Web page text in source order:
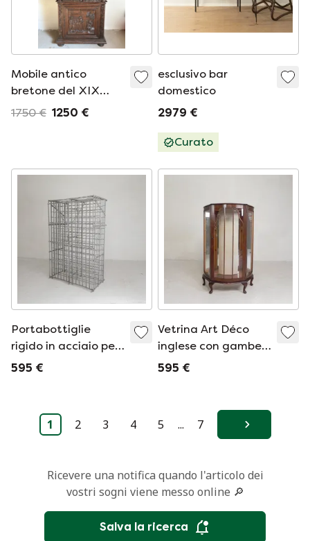
Mobile antico
bretone del XIX
secolo
1750 € 1250 €
esclusivo bar
domestico
2979 €
Curato
Portabottiglie
rigido in acciaio per
300 bottiglie, anni
595 €
Vetrina Art Déco
inglese con gambe
decorate, anni '30
595 €
1 2 3 4 5 ... 7 Avanti
Ricevere una notifica quando l'articolo dei
vostri sogni viene messo online 🔎
Salva la ricerca